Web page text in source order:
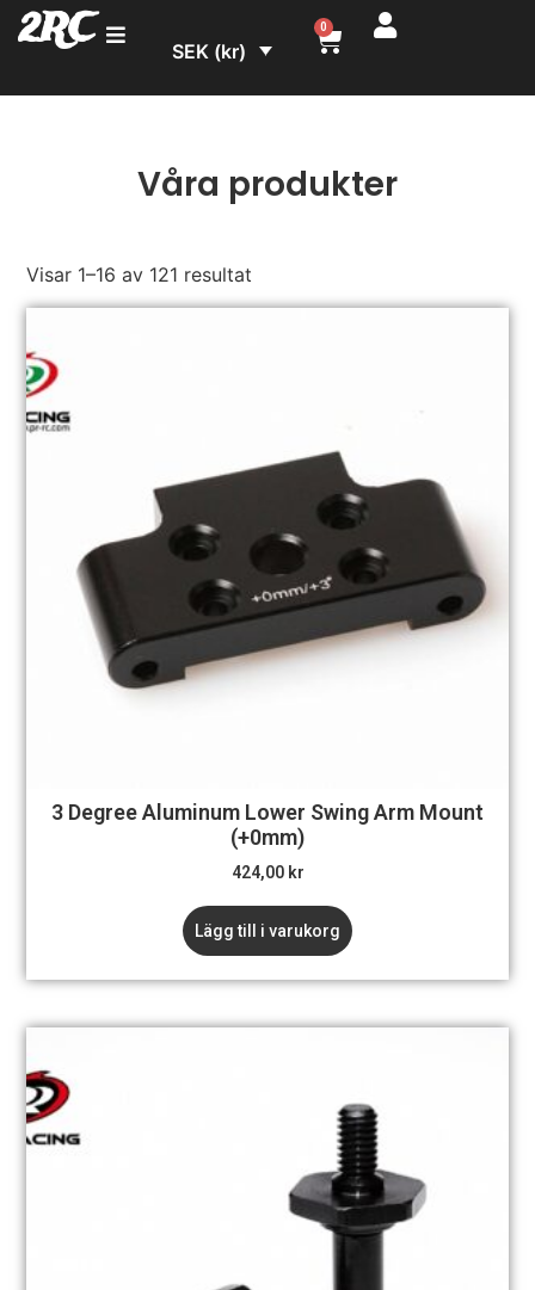
2RC SEK (kr)
0
Våra produkter
Visar 1–16 av 121 resultat
3 Degree Aluminum Lower Swing Arm Mount
(+0mm)
424,00 kr
Lägg till i varukorg